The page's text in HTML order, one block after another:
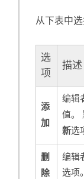
从下表中选
选
项
描述
添
加
编辑
值。
新选
删
除
编辑
选项。